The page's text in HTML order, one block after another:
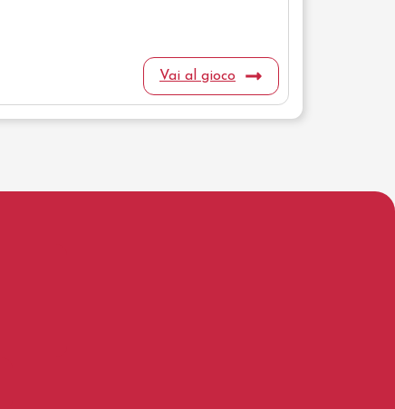
Vai al gioco